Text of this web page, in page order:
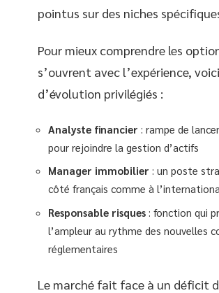
pointus sur des niches
Pour mieux comprendre les
s’ouvrent avec l’expérience,
d’évolution privilégiés :
Analyste financier : rampe de
pour rejoindre la gestion d’actifs
Manager immobilier : un poste
côté français comme à
Responsable risques : fonction qui
l’ampleur au rythme des nouvelles
réglementaires
Le marché fait face à un déficit